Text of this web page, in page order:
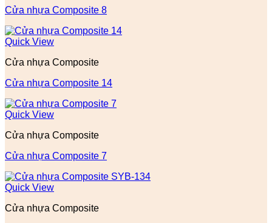
Cửa nhựa Composite 8
Quick View
Cửa nhựa Composite
Cửa nhựa Composite 14
Quick View
Cửa nhựa Composite
Cửa nhựa Composite 7
Quick View
Cửa nhựa Composite